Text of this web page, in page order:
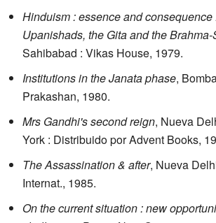
Hinduism : essence and consequence
Upanishads, the Gita and the Brahma-
Sahibabad : Vikas House, 1979.
Institutions in the Janata phase,
Prakashan, 1980.
Mrs Gandhi's second reign, Nueva
York : Distribuido por Advent Books,
The Assassination & after, Nueva
Internat., 1985.
On the current situation : new